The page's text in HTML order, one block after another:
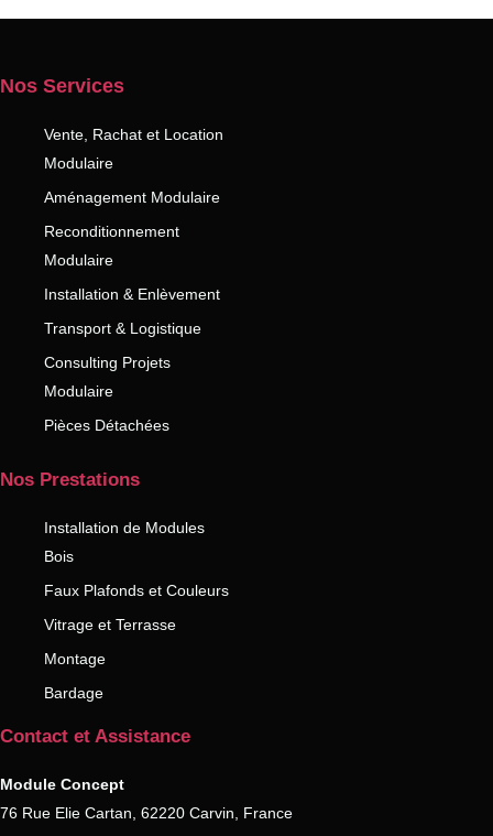
Nos Services
Vente, Rachat et Location
Modulaire
Aménagement Modulaire
Reconditionnement
Modulaire
Installation & Enlèvement
Transport & Logistique
Consulting Projets
Modulaire
Pièces Détachées
Nos Prestations
Installation de Modules
Bois
Faux Plafonds et Couleurs
Vitrage et Terrasse
Montage
Bardage
Contact et Assistance
Module Concept
76 Rue Elie Cartan, 62220 Carvin, France